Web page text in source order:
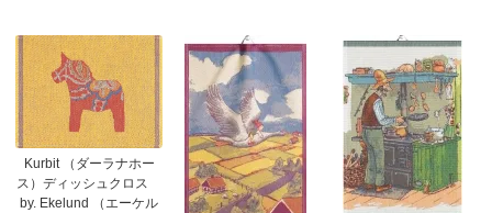
Kurbit （ダーラナホー
ス）ディッシュクロス
by. Ekelund （エーケル